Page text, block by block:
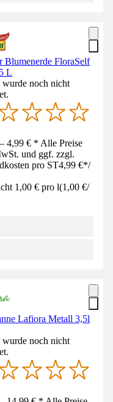
Blumenerde FloraSelf
L
noch nicht
4,99 € * Alle Preise
und ggf. zzgl.
pro ST4,99 €*/
1,00 € pro l(1,00 €/
Lafiora Metall 3,5l
noch nicht